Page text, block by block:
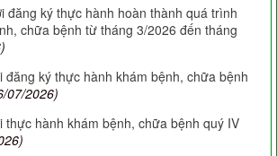
đăng ký thực hành hoàn thành quá trình
chữa bệnh từ tháng 3/2026 đến tháng
đăng ký thực hành khám bệnh, chữa bệnh
07/2026)
thực hành khám bệnh, chữa bệnh quý IV